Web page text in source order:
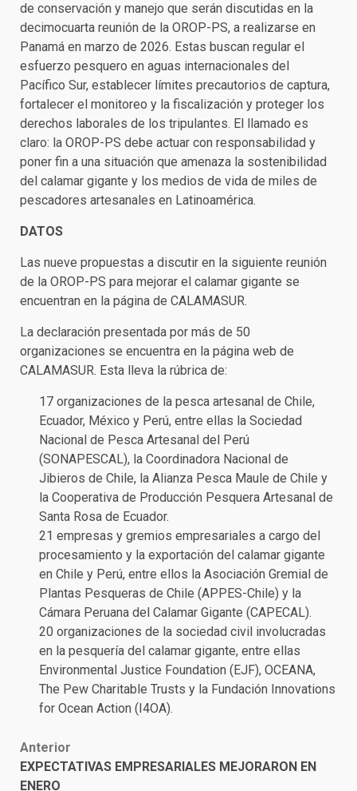
de conservación y manejo que serán discutidas en la
decimocuarta reunión de la OROP-PS, a realizarse en
Panamá en marzo de 2026. Estas buscan regular el
esfuerzo pesquero en aguas internacionales del
Pacífico Sur, establecer límites precautorios de captura,
fortalecer el monitoreo y la fiscalización y proteger los
derechos laborales de los tripulantes. El llamado es
claro: la OROP-PS debe actuar con responsabilidad y
poner fin a una situación que amenaza la sostenibilidad
del calamar gigante y los medios de vida de miles de
pescadores artesanales en Latinoamérica.
DATOS
Las nueve propuestas a discutir en la siguiente reunión
de la OROP-PS para mejorar el calamar gigante se
encuentran en la página de CALAMASUR.
La declaración presentada por más de 50
organizaciones se encuentra en la página web de
CALAMASUR. Esta lleva la rúbrica de:
17 organizaciones de la pesca artesanal de Chile,
Ecuador, México y Perú, entre ellas la Sociedad
Nacional de Pesca Artesanal del Perú
(SONAPESCAL), la Coordinadora Nacional de
Jibieros de Chile, la Alianza Pesca Maule de Chile y
la Cooperativa de Producción Pesquera Artesanal de
Santa Rosa de Ecuador.
21 empresas y gremios empresariales a cargo del
procesamiento y la exportación del calamar gigante
en Chile y Perú, entre ellos la Asociación Gremial de
Plantas Pesqueras de Chile (APPES-Chile) y la
Cámara Peruana del Calamar Gigante (CAPECAL).
20 organizaciones de la sociedad civil involucradas
en la pesquería del calamar gigante, entre ellas
Environmental Justice Foundation (EJF), OCEANA,
The Pew Charitable Trusts y la Fundación Innovations
for Ocean Action (I4OA).
Post
navigation
Anterior
EXPECTATIVAS EMPRESARIALES MEJORARON EN
ENERO